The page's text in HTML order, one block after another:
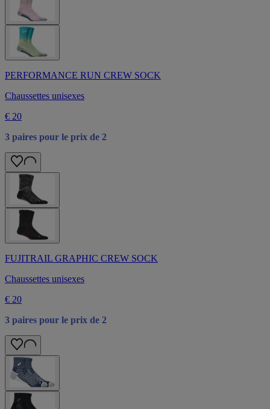
PERFORMANCE RUN CREW SOCK
Chaussettes unisexes
€ 20
3 paires pour le prix de 2
FUJITRAIL GRAPHIC CREW SOCK
Chaussettes unisexes
€ 20
3 paires pour le prix de 2